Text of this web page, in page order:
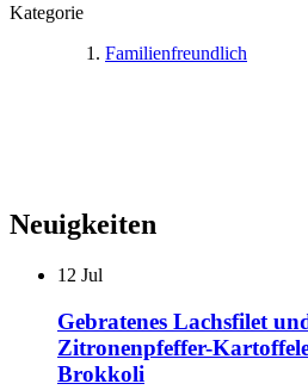
Kategorie
Familienfreundlich
Neuigkeiten
12 Jul
Gebratenes Lachsfilet
Zitronenpfeffer-
Brokkoli